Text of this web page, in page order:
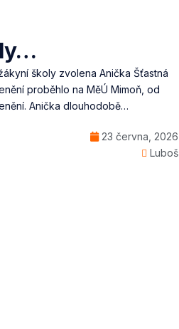
školy zvolena Anička Šťastná
proběhlo na MěÚ Mimoň, od
Anička dlouhodobě…
23 června, 2026
Luboš